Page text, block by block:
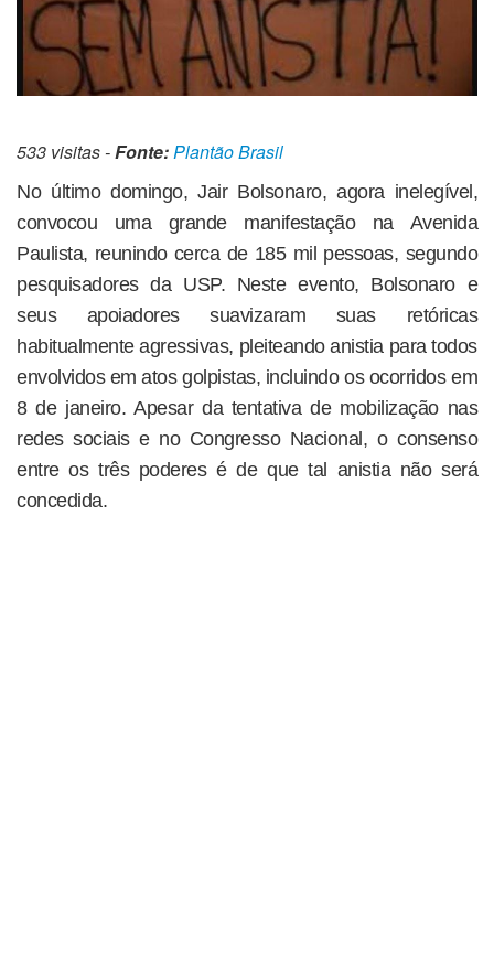
533 visitas -Fonte:Plantão Brasil
No último domingo, Jair Bolsonaro, agora inelegível,
convocou uma grande manifestação na Avenida
Paulista, reunindo cerca de 185 mil pessoas, segundo
pesquisadores da USP. Neste evento, Bolsonaro e
seus apoiadores suavizaram suas retóricas
habitualmente agressivas, pleiteando anistia para todos
envolvidos em atos golpistas, incluindo os ocorridos em
8 de janeiro. Apesar da tentativa de mobilização nas
redes sociais e no Congresso Nacional, o consenso
entre os três poderes é de que tal anistia não será
concedida.